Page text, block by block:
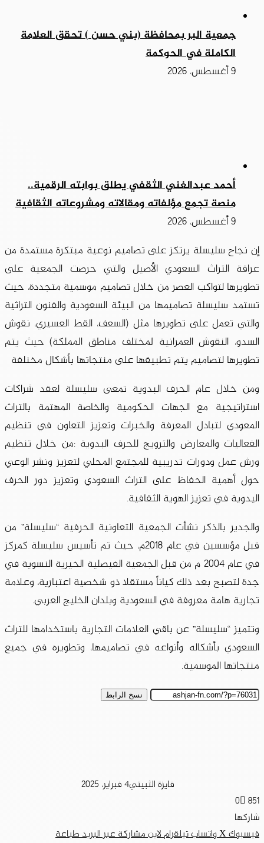
جمعية البر بمحافظة (بني حسن ) تحقق العلامة
الكاملة في الحوكمة
9 أغسطس، 2026
أحمد عبدالغني الثقفي يطلق بوابته الرقمية..
منصة تجمع مؤلفاته ومقالاته ومشروعاته الثقافية
9 أغسطس، 2026
إن نجاح سليسلة يرتكز على تصاميم نوعية مبتكرة مستمدة من
عراقة التراث السعودي الأصيل والتي حرصت الجمعية على
تطويرها لتواكب العصر من خلال تصاميم موسمية متجددة، حيث
تستمد سليسلة تصاميمها من البيئة السعودية والفنون التراثية
والتي تعمل على تطويرها مثل (السعف، القط العسيري، نقوش
السدو، النقوش العمرانية لمختلف مناطق المملكة) حيث يتم
تطويرها لتصاميم يتم تطبيقها على منتجاتها بأشكال مخنلفة
ومن خلال عام الحرف البدوية تمعى سليسلة لعقد شراكات
استراتيجية مع الجهات الحكومية والخاصة المهتمة بالتراث
المعودي لتبادل المعرفة والخبرات وتعزيز التعاون في تنظيم
الفعاليات والمعارض والترويج للحرف البدوية :من خلال تنظيم
ورش عمل ودورات تدريبية للمجتمع المحلي لتعزيز ونشر الوعي
حول أهمية الحفاظ على التراث السعودي وتعزيز دور الحرف
اليدوية في تعزيز الهوية الثقافية.
والجدير بالذكر نشأت الجمعية التعاونية الحرفية “سليسلة” من
قبل مؤسسين في عام ٢٠١٨م، حيث تم تأسيس سليسلة كمركز
في عام ٢٠٠٤ م من قبل الجمعية الفيصلية الخيرية النسوية في
جدة لتصبح بعد ذلك كياناً مستقلا ذو شخصية اعتبارية، وعلامة
تجارية هامة معروفة في السعودية وبلدان الخليج العربي.
وتتميز “سليسلة” عن باقي العلامات التجارية باستخدامها للتراث
السعودي بأشكاله وأنواعه في تصاميمها، وتطويره في جميع
منتجاتها الموسمية.
نسخ الرابط
فايزة الثبيتي4 فبراير، 2025
0 851
شاركها
فيسبوك‫Xواتسابتيلقراملاينمشاركة عبر البريدطباعة